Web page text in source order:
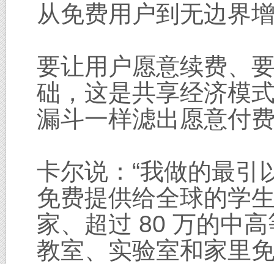
从免费用户到无边界
要让用户愿意续费、
础，这是共享经济模
漏斗一样滤出愿意付
卡尔说：“我做的最引
免费提供给全球的学
家、超过 80 万的中
教室、实验室和家里